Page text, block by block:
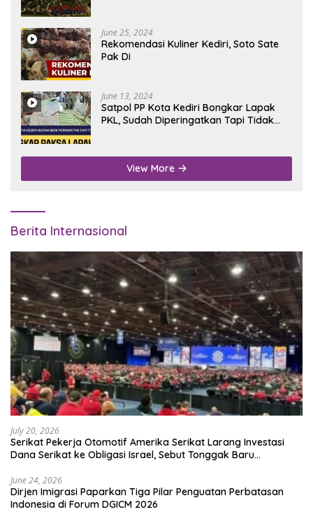
June 25, 2024
Rekomendasi Kuliner Kediri, Soto Sate
Pak Di
June 13, 2024
Satpol PP Kota Kediri Bongkar Lapak
PKL, Sudah Diperingatkan Tapi Tidak
View More
Berita Internasional
July 20, 2026
Serikat Pekerja Otomotif Amerika Serikat Larang Investasi
Dana Serikat ke Obligasi Israel, Sebut Tonggak Baru
June 24, 2026
Dirjen Imigrasi Paparkan Tiga Pilar Penguatan Perbatasan
Indonesia di Forum DGICM 2026